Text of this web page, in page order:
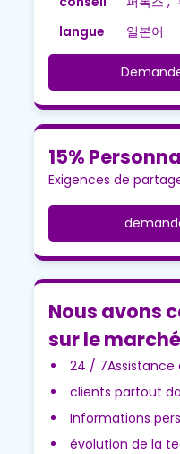
langue
일본어
15%
Exigences de
Nous avons
sur le marché
24 / 7Assistance
clients partout
Informations
évolution de la